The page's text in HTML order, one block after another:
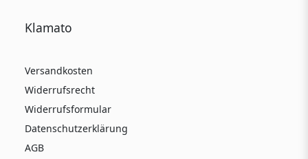
Klamato
Versandkosten
Widerrufsrecht
Widerrufsformular
Datenschutzerklärung
AGB